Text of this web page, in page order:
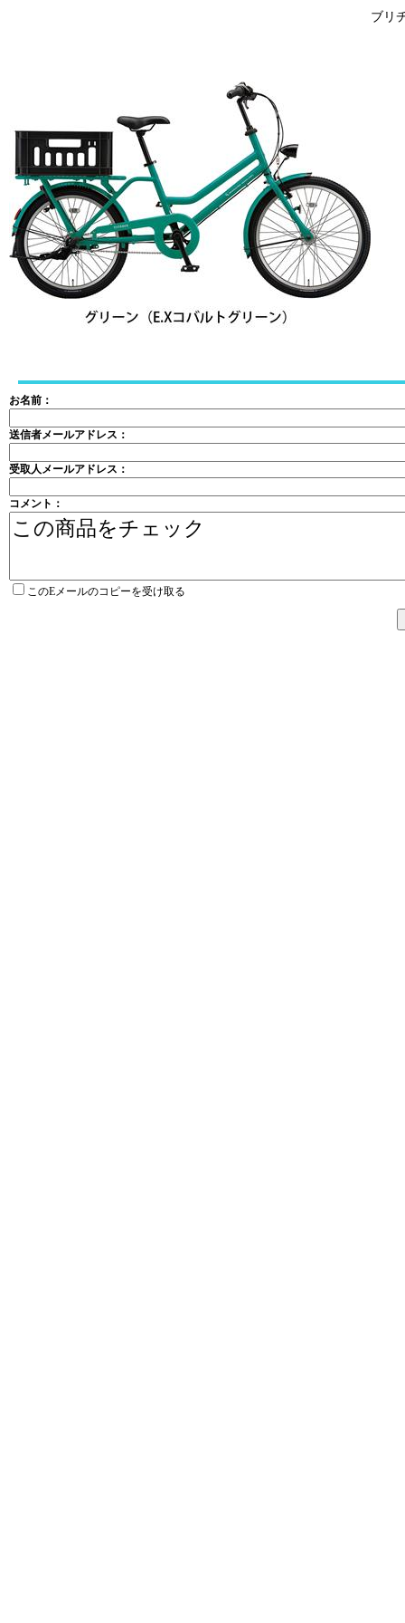
ブリ
お名前：
送信者メールアドレス：
受取人メールアドレス：
コメント：
このEメールのコピーを受け取る